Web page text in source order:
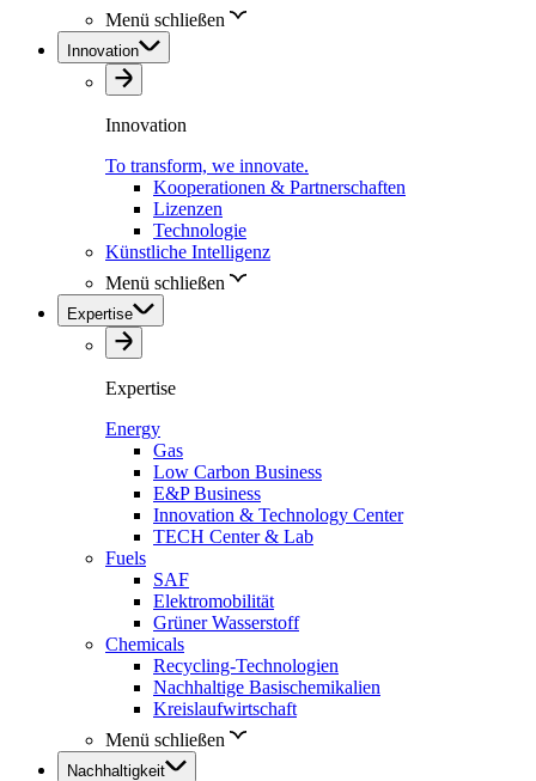
Menü schließen
Innovation
Innovation
To transform, we innovate.
Kooperationen & Partnerschaften
Lizenzen
Technologie
Künstliche Intelligenz
Menü schließen
Expertise
Expertise
Energy
Gas
Low Carbon Business
E&P Business
Innovation & Technology Center
TECH Center & Lab
Fuels
SAF
Elektromobilität
Grüner Wasserstoff
Chemicals
Recycling-Technologien
Nachhaltige Basischemikalien
Kreislaufwirtschaft
Menü schließen
Nachhaltigkeit